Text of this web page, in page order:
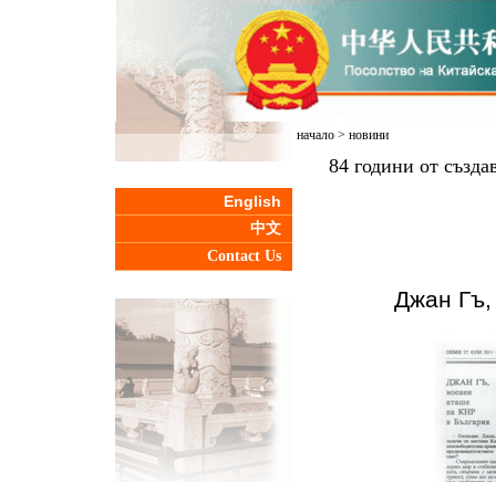
English
中文
Contact Us
начало> новини
84 години от
Джан Гъ,